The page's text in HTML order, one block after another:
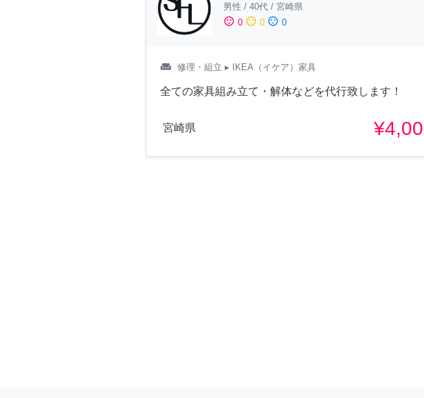
男性 / 40代 / 宮崎県
sentiment_satisfied 0 sentiment_neutral 0 sentiment_dissatisfied 0
weekend 修理・組立 ▸ IKEA（イケア）家具
全ての家具組み立て・解体などを代行致します！
宮崎県